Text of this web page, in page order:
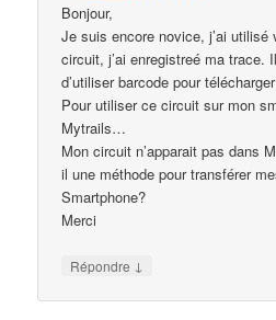
Bonjour,
Je suis encore novice, j’ai
circuit, j’ai enregistreé ma trace.
d’utiliser barcode pour
Pour utiliser ce circuit sur mon
Mytrails…
Mon circuit n’apparait pas dans
il une méthode pour transférer
Smartphone?
Merci
Répondre ↓